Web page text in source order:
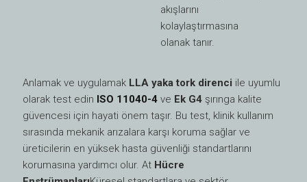
akışlarını
kolaylaştırmasına
olanak tanır.
Anlamak ve uygulamak LLA yaka tork direnci ile uyumlu
olarak test edin ISO 11040-4 ve Ek G4 şırınga kalite
güvencesi için hayati önem taşır. Bu test, klinik kullanım
sırasında mekanik arızalara karşı koruma sağlar ve
üreticilerin en yüksek hasta güvenliği standartlarını
korumasına yardımcı olur. At Hücre